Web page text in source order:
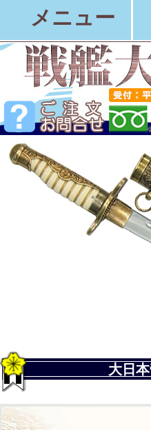
メニュー
大日